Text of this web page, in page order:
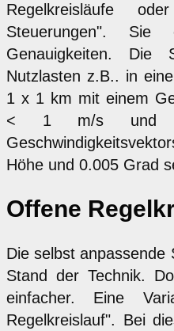
Regelkreisläufe
Steuerungen". Sie
Genauigkeiten.
Nutzlasten z.B.. in
1 x 1 km mit einem
< 1 m/s und
Höhe und 0.005 Grad
Offene
Die selbst anpassende
Stand der Technik.
einfacher. Eine
Regelkreislauf". Bei